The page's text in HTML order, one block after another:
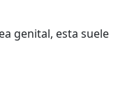
genital, esta suele